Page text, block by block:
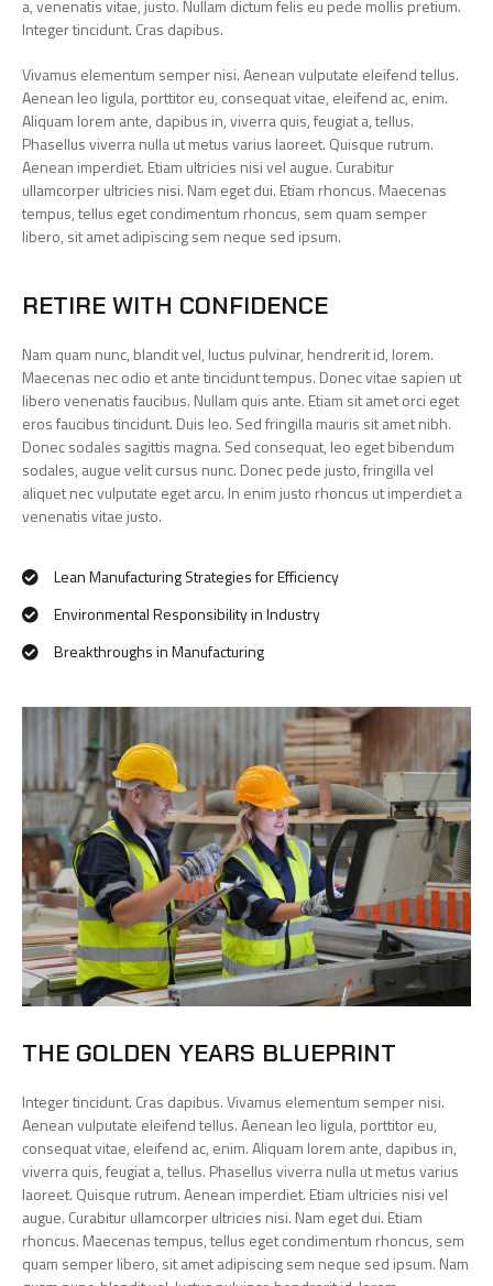
a, venenatis vitae, justo. Nullam dictum felis eu pede mollis pretium.
Integer tincidunt. Cras dapibus.
Vivamus elementum semper nisi. Aenean vulputate eleifend tellus.
Aenean leo ligula, porttitor eu, consequat vitae, eleifend ac, enim.
Aliquam lorem ante, dapibus in, viverra quis, feugiat a, tellus.
Phasellus viverra nulla ut metus varius laoreet. Quisque rutrum.
Aenean imperdiet. Etiam ultricies nisi vel augue. Curabitur
ullamcorper ultricies nisi. Nam eget dui. Etiam rhoncus. Maecenas
tempus, tellus eget condimentum rhoncus, sem quam semper
libero, sit amet adipiscing sem neque sed ipsum.
RETIRE WITH CONFIDENCE
Nam quam nunc, blandit vel, luctus pulvinar, hendrerit id, lorem.
Maecenas nec odio et ante tincidunt tempus. Donec vitae sapien ut
libero venenatis faucibus. Nullam quis ante. Etiam sit amet orci eget
eros faucibus tincidunt. Duis leo. Sed fringilla mauris sit amet nibh.
Donec sodales sagittis magna. Sed consequat, leo eget bibendum
sodales, augue velit cursus nunc. Donec pede justo, fringilla vel
aliquet nec vulputate eget arcu. In enim justo rhoncus ut imperdiet a
venenatis vitae justo.
Lean Manufacturing Strategies for Efficiency
Environmental Responsibility in Industry
Breakthroughs in Manufacturing
THE GOLDEN YEARS BLUEPRINT
Integer tincidunt. Cras dapibus. Vivamus elementum semper nisi.
Aenean vulputate eleifend tellus. Aenean leo ligula, porttitor eu,
consequat vitae, eleifend ac, enim. Aliquam lorem ante, dapibus in,
viverra quis, feugiat a, tellus. Phasellus viverra nulla ut metus varius
laoreet. Quisque rutrum. Aenean imperdiet. Etiam ultricies nisi vel
augue. Curabitur ullamcorper ultricies nisi. Nam eget dui. Etiam
rhoncus. Maecenas tempus, tellus eget condimentum rhoncus, sem
quam semper libero, sit amet adipiscing sem neque sed ipsum. Nam